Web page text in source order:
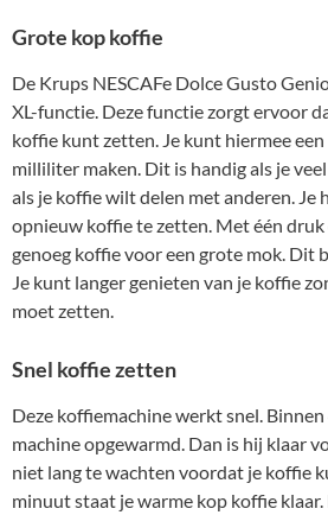
Grote kop koffie
De Krups NESCAFe Dolce Gusto
XL-functie. Deze functie zorgt ervoor
koffie kunt zetten. Je kunt hiermee
milliliter maken. Dit is handig als je
als je koffie wilt delen met anderen. Je
opnieuw koffie te zetten. Met één druk
genoeg koffie voor een grote mok. Dit
Je kunt langer genieten van je koffie
moet zetten.
Snel koffie zetten
Deze koffiemachine werkt snel.
machine opgewarmd. Dan is hij klaar
niet lang te wachten voordat je koffie
minuut staat je warme kop koffie